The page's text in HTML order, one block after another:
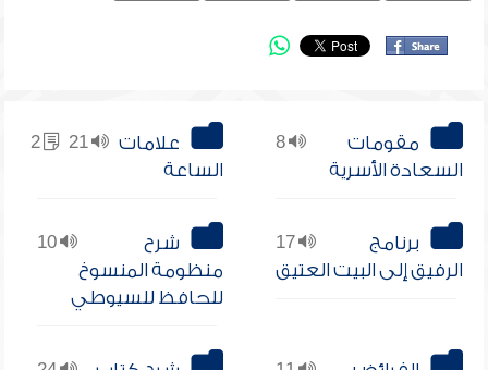
8
مقومات
السعادة الأسرية
21
2
علامات
الساعة
17
برنامج
الرفيق إلى البيت العتيق
10
شرح
منظومة المنسوخ
للحافظ للسيوطي